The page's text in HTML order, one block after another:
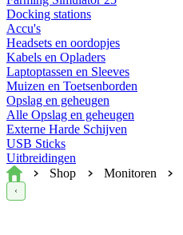
Docking stations
Accu's
Headsets en oordopjes
Kabels en Opladers
Laptoptassen en Sleeves
Muizen en Toetsenborden
Opslag en geheugen
Alle Opslag en geheugen
Externe Harde Schijven
USB Sticks
Uitbreidingen
Home
Shop Monitoren